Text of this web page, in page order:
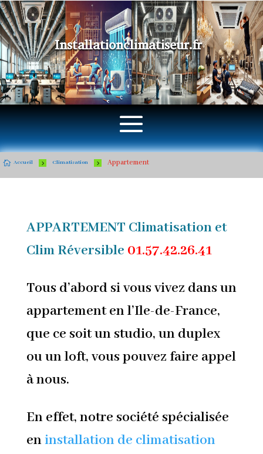
Installationclimatiseur.fr
 Accueil 5 Climatisation 5 Appartement
APPARTEMENT Climatisation et
Clim Réversible 01.57.42.26.41
Tous d’abord si vous vivez dans un
appartement en l’Ile-de-France,
que ce soit un studio, un duplex
ou un loft, vous pouvez faire appel
à nous.
En effet, notre société spécialisée
eninstallation de climatisation